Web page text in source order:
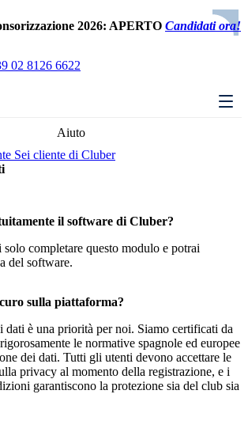
2026: APERTO Candidati ora!
02 8126 6622
Aiuto
Sei cliente di Cluber
il software di Cluber?
solo completare questo modulo e potrai
del software.
sulla piattaforma?
dati è una priorità per noi. Siamo certificati da
le normative spagnole ed europee
dei dati. Tutti gli utenti devono accettare le
privacy al momento della registrazione, e i
garantiscono la protezione sia del club sia